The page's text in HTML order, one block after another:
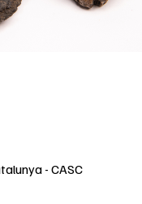
- CASC